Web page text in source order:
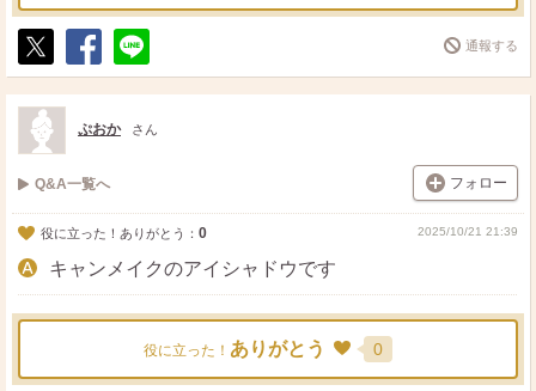
ポ
ス
ト
シ
ェ
送
る
通報する
ぷおか さん
Q&A一覧へ フォロー
役に立った！ありがとう： 0 2025/10/21 21:39
キャンメイクのアイシャドウです
役に立った！ ありがとう 0